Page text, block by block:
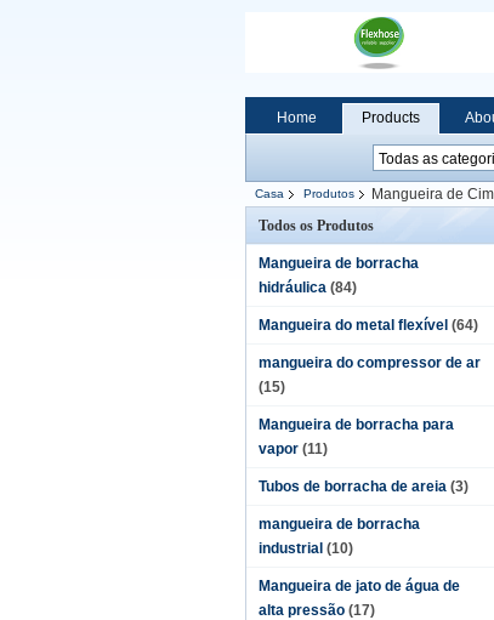
Home Products
Casa Produtos
Mangueira de
Todos os Produtos
Mangueira de borracha
hidráulica (84)
Mangueira do metal flexível (64)
mangueira do compressor de ar
(15)
Mangueira de borracha para
vapor (11)
Tubos de borracha de areia (3)
mangueira de borracha
industrial (10)
Mangueira de jato de água de
alta pressão (17)